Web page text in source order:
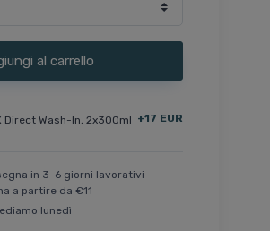
al carrello
Direct Wash-In, 2x300ml +17 EUR
in 3-6 giorni lavorativi
a partire da €11
lunedì